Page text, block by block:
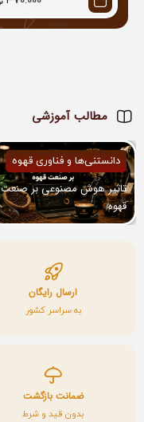
مطالب آموزشی
دانستنی‌ها و فناوری قهوه
تاثیر هوش مصنوعی بر صنعت
قهوه
ارسال رایگان
به سراسر کشور
ضمانت بازگشت
بدون قید و شرط